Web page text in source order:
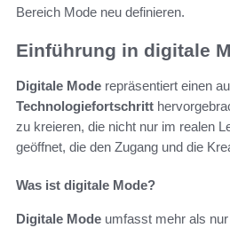
Bereich Mode neu definieren.
Einführung in digitale
Digitale Mode repräsentiert einen
Technologiefortschritt
zu kreieren, die nicht nur im realen
geöffnet, die den Zugang und die
Was ist digitale Mode?
Digitale Mode umfasst mehr als